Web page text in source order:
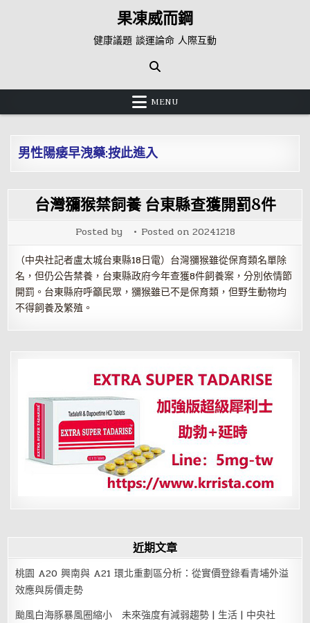
果凍威而鋼
健康議題 談運論命 人際互動
MENU
男性陽痿早洩藥:按此進入
台灣獼猴禁飼養 台東縣查獲開罰8件
Posted by Posted on 20241218
（中央社記者盧太城台東縣18日電）台灣獼猴雖從保育類名單除
名，但仍公告禁養，台東縣政府今年查獲8件飼養案，分別依情節
開罰。台東縣府呼籲民眾，獼猴雖已不是保育類，但野生動物均
不得飼養及繁殖。
近期文章
桃園 A20 興南與 A21 環北重劃區分析：從實價登錄看青埔外溢
效應與房價走勢
颱風白海豚暴風圈縮小 未來強度有減弱趨勢 | 生活 | 中央社